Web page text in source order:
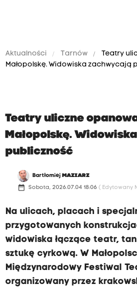
Aktualności Tarnów
Teatry
Małopolskę. Widowiska zachwycają
Teatry uliczne
Małopolskę.
publiczność
Bartłomiej MAZIARZ
date_range Sobota, 2026.07.04 18:06 ( Edytowany
Na ulicach, placach i
przygotowanych
widowiska łączące teatr,
sztukę cyrkową. W
Międzynarodowy Festiwal
organizowany przez